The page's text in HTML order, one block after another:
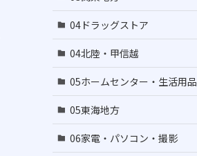
04ドラッグストア
04北陸・甲信越
05ホームセンター・生活用品
05東海地方
06家電・パソコン・撮影